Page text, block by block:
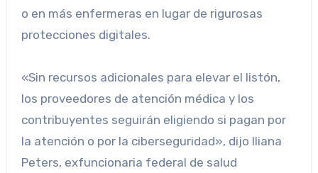
o en más enfermeras en lugar de rigurosas
protecciones digitales.
«Sin recursos adicionales para elevar el listón,
los proveedores de atención médica y los
contribuyentes seguirán eligiendo si pagan por
la atención o por la ciberseguridad», dijo Iliana
Peters, exfuncionaria federal de salud